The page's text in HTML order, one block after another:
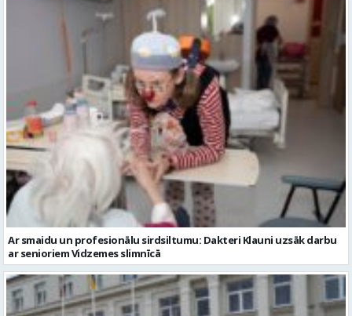
Ar smaidu un profesionālu sirdsiltumu: Dakteri Klauni uzsāk darbu
ar senioriem Vidzemes slimnīcā